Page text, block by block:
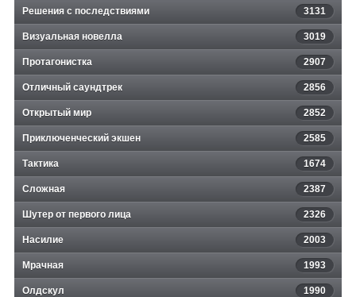
Решения с последствиями 3131
Визуальная новелла 3019
Протагонистка 2907
Отличный саундтрек 2856
Открытый мир 2852
Приключенческий экшен 2585
Тактика 1674
Сложная 2387
Шутер от первого лица 2326
Насилие 2003
Мрачная 1993
Олдскул 1990